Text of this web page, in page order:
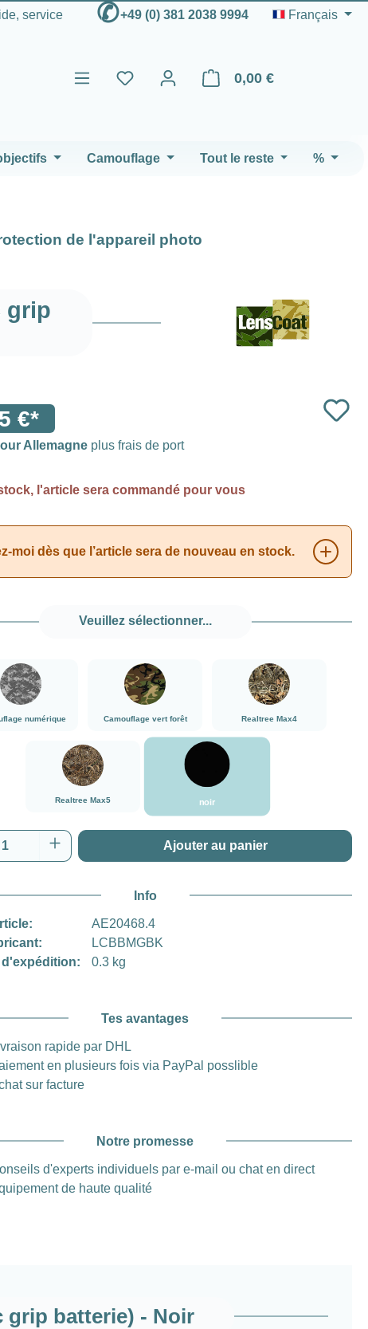
service ✆+49 (0) 381 2038 9994 Français
0,00 €
Le panier contient 0
Camouflage Tout le reste %
de l'appareil photo
grip
€*
Allemagne plus frais de port
l'article sera commandé pour vous
moi dès que l’article sera de nouveau en stock.
Veuillez sélectionner...
numérique
###Camouflage numérique###LensCoat
Camouflage vert forêt
###Camouflage vert forêt###LensCoat
Realtree Max4
###Realtree
Realtree Max5
###Realtree Max5###LensCoat
noir
de produit : Entrez la quantité souhaitée
Ajouter au panier
Info
AE20468.4
LCBBMGBK
d'expédition:
0.3 kg
Tes avantages
rapide par DHL
en plusieurs fois via PayPal posslible
sur facture
Notre promesse
d'experts individuels par e-mail ou chat en direct
de haute qualité
grip batterie) - Noir